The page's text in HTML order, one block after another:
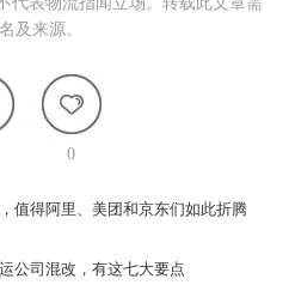
及来源。
0
值得阿里、美团和京东们如此折腾
公司混改，有这七大要点